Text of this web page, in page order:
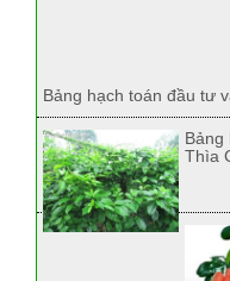
Bảng hạch toán đầu tư
Bảng
Thìa